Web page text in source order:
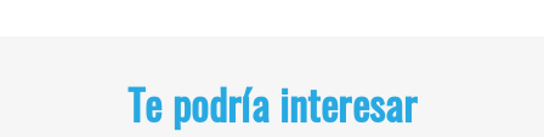
Te podría interesar